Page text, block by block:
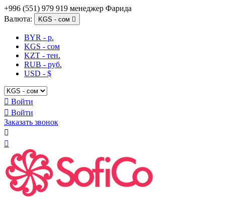
+996 (551) 979 919 менеджер Фарида
Валюта:
KGS - сом 
BYR - р.
KGS - сом
KZT - тен.
RUB - руб.
USD - $
 Войти
 Войти
Заказать звонок

